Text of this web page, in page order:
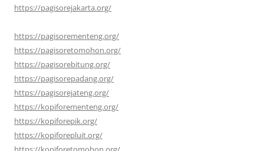
https://pagisorejakarta.org/
https://pagisorementeng.org/
https://pagisoretomohon.org/
https://pagisorebitung.org/
https://pagisorepadang.org/
https://pagisorejateng.org/
https://kopiforementeng.org/
https://kopiforepik.org/
https://kopiforepluit.org/